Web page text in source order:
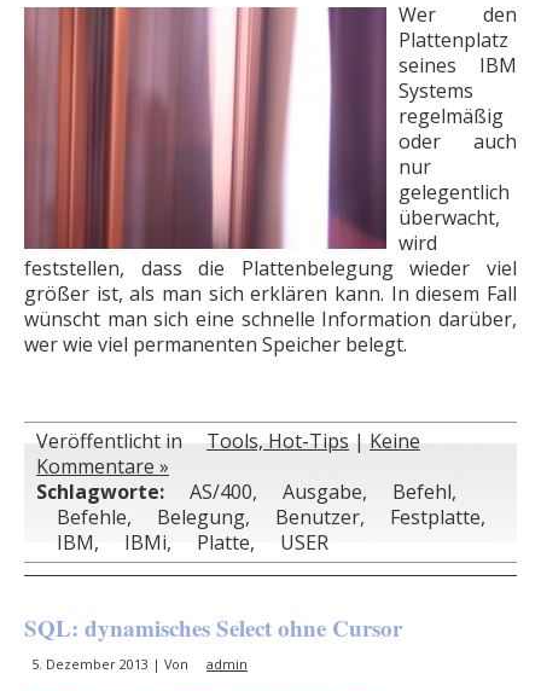
Wer den
Plattenplatz
seines IBM
Systems
regelmäßig
oder auch
nur
gelegentlich
überwacht,
wird
feststellen, dass die Plattenbelegung wieder viel
größer ist, als man sich erklären kann. In diesem Fall
wünscht man sich eine schnelle Information darüber,
wer wie viel permanenten Speicher belegt.
Veröffentlicht in Tools, Hot-Tips | Keine
Kommentare »
Schlagworte:
AS/400, Ausgabe, Befehl,
Befehle, Belegung, Benutzer, Festplatte,
IBM, IBMi, Platte, USER
SQL: dynamisches Select ohne Cursor
5. Dezember 2013 | Von admin